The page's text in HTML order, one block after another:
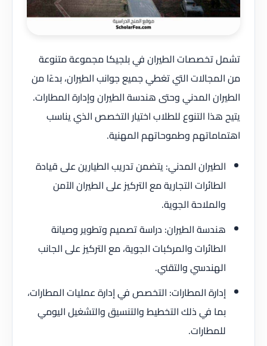
تشمل تخصصات الطيران في بلجيكا مجموعة متنوعة
من المجالات التي تغطي جميع جوانب الطيران، بدءًا من
الطيران المدني وحتى هندسة الطيران وإدارة المطارات.
يتيح هذا التنوع للطلاب اختيار التخصص الذي يناسب
اهتماماتهم وطموحاتهم المهنية.
الطيران المدني: يتضمن تدريب الطيارين على قيادة
الطائرات التجارية مع التركيز على الطيران الآمن
والملاحة الجوية.
هندسة الطيران: دراسة تصميم وتطوير وصيانة
الطائرات والمركبات الجوية، مع التركيز على الجانب
الهندسي والتقني.
إدارة المطارات: التخصص في إدارة عمليات المطارات،
بما في ذلك التخطيط والتنسيق والتشغيل اليومي
للمطارات.